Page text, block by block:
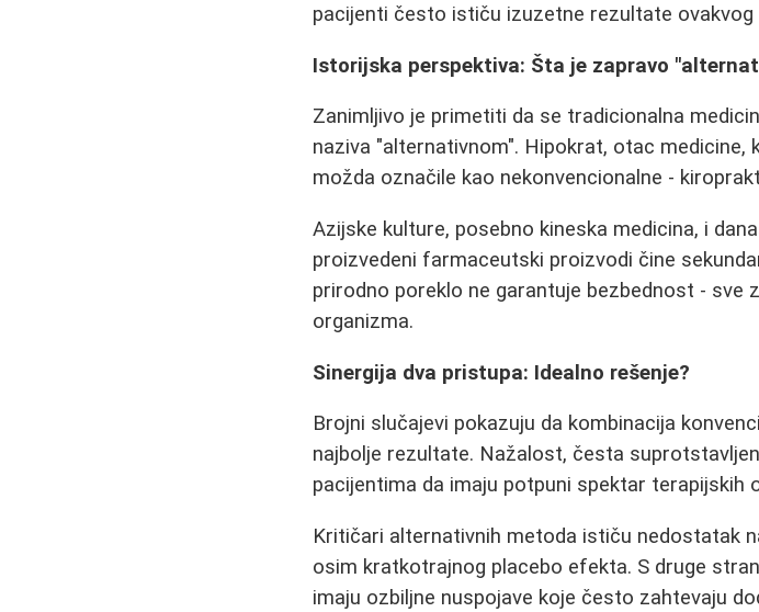
pacijenti često ističu izuzetne rezultate
Istorijska perspektiva: Šta je zapravo
Zanimljivo je primetiti da se tradicionalna
naziva "alternativnom". Hipokrat, otac
možda označile kao nekonvencionalne -
Azijske kulture, posebno kineska medicina, i
proizvedeni farmaceutski proizvodi čine
prirodno poreklo ne garantuje bezbednost - sve
organizma.
Sinergija dva pristupa: Idealno rešenje?
Brojni slučajevi pokazuju da kombinacija
najbolje rezultate. Nažalost, česta
pacijentima da imaju potpuni spektar terapijskih
Kritičari alternativnih metoda ističu nedostatak
osim kratkotrajnog placebo efekta. S druge
imaju ozbiljne nuspojave koje često zahtevaju